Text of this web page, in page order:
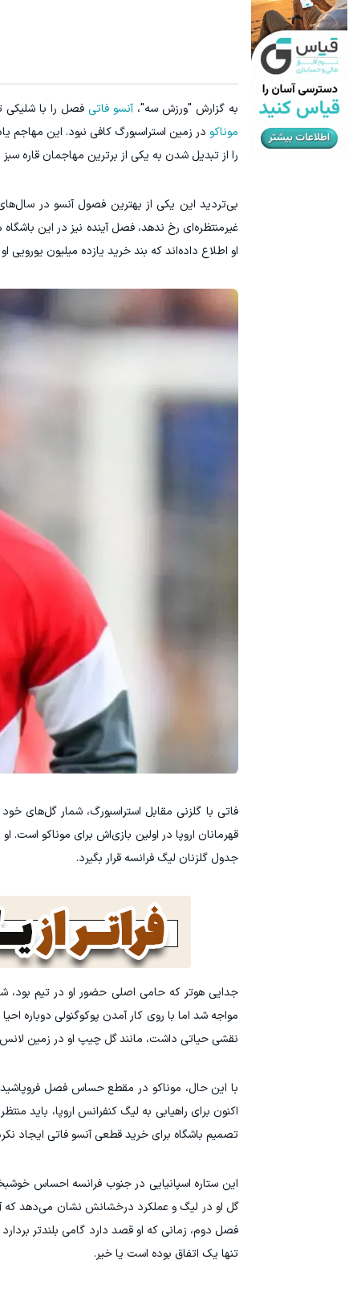
به گزارش "ورزش سه"،آنسو فاتی فصل را با شلیکی
موناکو در زمین استراسبورگ کافی نبود. این مهاجم
را از تبدیل شدن به یکی از برترین مهاجمان قاره
بی‌تردید این یکی از بهترین فصول آنسو در
غیرمنتظره‌ای رخ ندهد، فصل آینده نیز در این
او اطلاع داده‌اند که بند خرید یازده میلیون یورویی
فاتی با گلزنی مقابل استراسبورگ، شمار گل‌های
قهرمانان اروپا در اولین بازی‌اش برای موناکو
جدول گلزنان لیگ فرانسه قرار بگیرد.
مواجه شد اما با روی کار آمدن پوکوگنولی دوباره
نقشی حیاتی داشت، مانند گل چیپ او در زمین
با این حال، موناکو در مقطع حساس فصل
اکنون برای راهیابی به لیگ کنفرانس اروپا، باید
تصمیم باشگاه برای خرید قطعی آنسو فاتی ایجاد
این ستاره اسپانیایی در جنوب فرانسه احساس
گل او در لیگ و عملکرد درخشانش نشان می‌دهد که
فصل دوم، زمانی که او قصد دارد گامی بلندتر
تنها یک اتفاق بوده است یا خیر.